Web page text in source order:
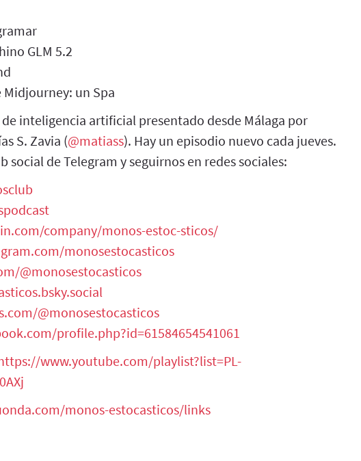
GLM 5.2
un Spa
inteligencia artificial presentado desde Málaga por
S. Zavia (@matiass). Hay un episodio nuevo cada jueves.
social de Telegram y seguirnos en redes sociales:
company/monos-estoc-sticos/
monosestocasticos
@monosestocasticos
@monosestocasticos
profile.php?id=61584654541061
www.youtube.com/playlist?list=PL-
monos-estocasticos/links